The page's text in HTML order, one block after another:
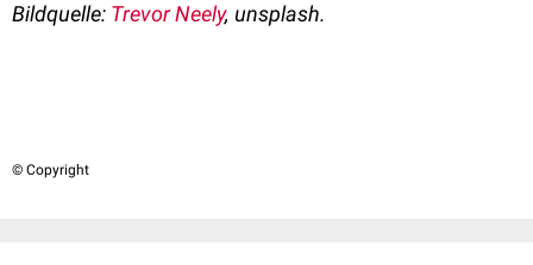
Bildquelle: Trevor Neely, unsplash.
© Copyright